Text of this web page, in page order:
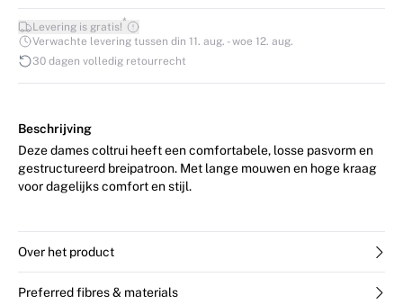
Levering is gratis!*
Verwachte levering tussen din 11. aug. - woe 12. aug.
30 dagen volledig retourrecht
Beschrijving
Deze dames coltrui heeft een comfortabele, losse pasvorm en
gestructureerd breipatroon. Met lange mouwen en hoge kraag
voor dagelijks comfort en stijl.
Over het product
Preferred fibres & materials